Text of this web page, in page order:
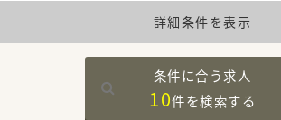
詳細条件を表示
条件に合う求人
10件を検索する